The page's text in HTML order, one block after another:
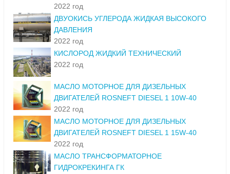
2022 год
ДВУОКИСЬ УГЛЕРОДА ЖИДКАЯ ВЫСОКОГО
ДАВЛЕНИЯ
2022 год
КИСЛОРОД ЖИДКИЙ ТЕХНИЧЕСКИЙ
2022 год
МАСЛО МОТОРНОЕ ДЛЯ ДИЗЕЛЬНЫХ
ДВИГАТЕЛЕЙ ROSNEFT DIESEL 1 10W-40
2022 год
МАСЛО МОТОРНОЕ ДЛЯ ДИЗЕЛЬНЫХ
ДВИГАТЕЛЕЙ ROSNEFT DIESEL 1 15W-40
2022 год
МАСЛО ТРАНСФОРМАТОРНОЕ
ГИДРОКРЕКИНГА ГК